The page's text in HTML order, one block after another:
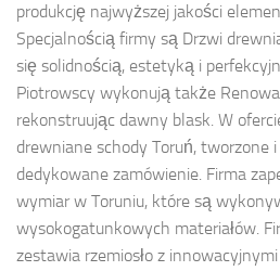
produkcję najwyższej jakości
Specjalnością firmy są Drzwi
się solidnością, estetyką i
Piotrowscy wykonują także
rekonstruując dawny blask. W
drewniane schody Toruń, tworzone
dedykowane zamówienie. Firma
wymiar w Toruniu, które są
wysokogatunkowych materiałów.
zestawia rzemiosło z